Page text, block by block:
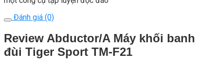
Đánh giá (0)
Review Abductor/A Máy khối banh
đùi Tiger Sport TM-F21